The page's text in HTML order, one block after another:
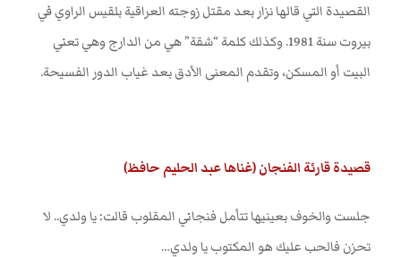
القصيدة التي قالها نزار بعد مقتل زوجته العراقية بلقيس الراوي في
بيروت سنة 1981. وكذلك كلمة “شقة” هي من الدارج وهي تعني
البيت أو المسكن، وتقدم المعنى الأدق بعد غياب الدور الفسيحة.
قصيدة قارئة الفنجان (غناها عبد الحليم حافظ)
جلست والخوف بعينيها تتأمل فنجاني المقلوب قالت: يا ولدي.. لا
تحزن فالحب عليك هو المكتوب يا ولدي…